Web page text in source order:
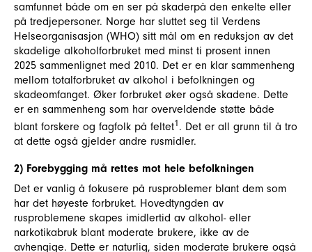
samfunnet både om en ser på skaderpå den enkelte eller
på tredjepersoner. Norge har sluttet seg til Verdens
Helseorganisasjon (WHO) sitt mål om en reduksjon av det
skadelige alkoholforbruket med minst ti prosent innen
2025 sammenlignet med 2010. Det er en klar sammenheng
mellom totalforbruket av alkohol i befolkningen og
skadeomfanget. Øker forbruket øker også skadene. Dette
er en sammenheng som har overveldende støtte både
blant forskere og fagfolk på feltet1 . Det er all grunn til å tro
at dette også gjelder andre rusmidler.
2) Forebygging må rettes mot hele befolkningen
Det er vanlig å fokusere på rusproblemer blant dem som
har det høyeste forbruket. Hovedtyngden av
rusproblemene skapes imidlertid av alkohol- eller
narkotikabruk blant moderate brukere, ikke av de
avhengige. Dette er naturlig, siden moderate brukere også